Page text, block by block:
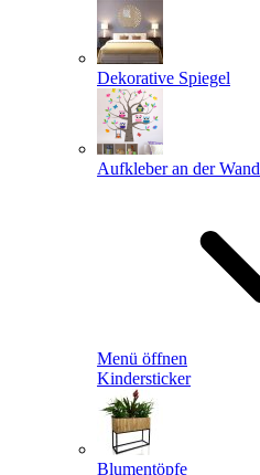
Dekorative Spiegel
Aufkleber an der Wand
Menü öffnen
Kindersticker
Blumentöpfe